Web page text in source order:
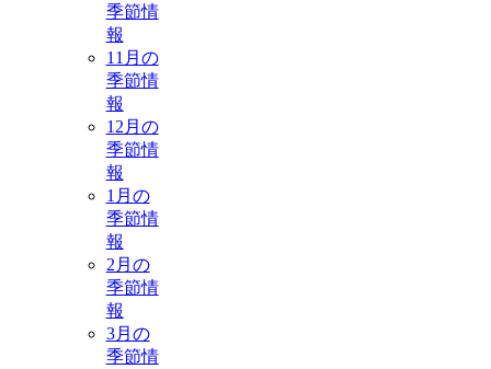
季節情
報
11月の
季節情
報
12月の
季節情
報
1月の
季節情
報
2月の
季節情
報
3月の
季節情